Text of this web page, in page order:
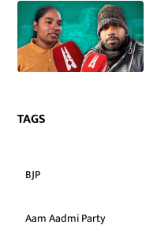
TAGS
BJP
Aam Aadmi Party